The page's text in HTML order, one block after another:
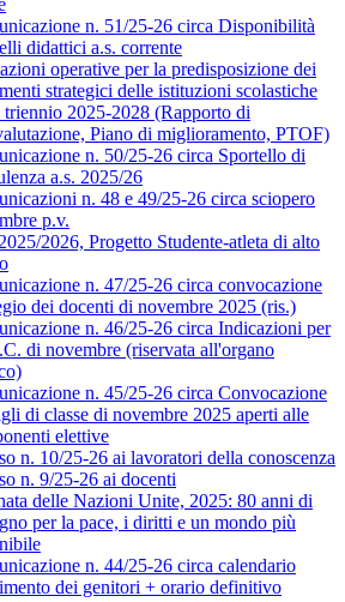
n. 51/25-26 circa Disponibilità
didattici a.s. corrente
operative per la predisposizione dei
strategici delle istituzioni scolastiche
triennio 2025-2028 (Rapporto di
Piano di miglioramento, PTOF)
n. 50/25-26 circa Sportello di
a.s. 2025/26
n. 48 e 49/25-26 circa sciopero
p.v.
2026, Progetto Studente-atleta di alto
n. 47/25-26 circa convocazione
dei docenti di novembre 2025 (ris.)
n. 46/25-26 circa Indicazioni per
di novembre (riservata all'organo
n. 45/25-26 circa Convocazione
di classe di novembre 2025 aperti alle
elettive
n. 10/25-26 ai lavoratori della conoscenza
n. 9/25-26 ai docenti
delle Nazioni Unite, 2025: 80 anni di
per la pace, i diritti e un mondo più
n. 44/25-26 circa calendario
dei genitori + orario definitivo